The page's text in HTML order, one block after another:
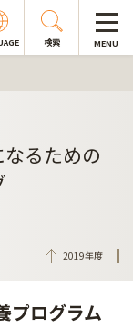
検索 MENU
るための
2019年度
プログラム